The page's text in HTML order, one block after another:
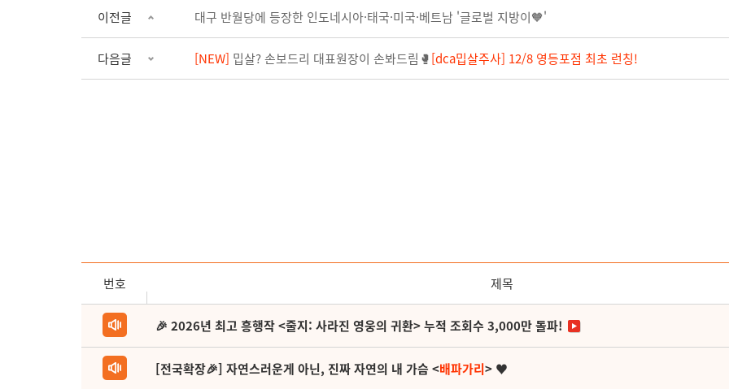
이전글 대구 반월당에 등장한 인도네시아·태국·미국·베트남 '글로벌 지방이🧡'
다음글 [NEW] 밉살? 손보드리 대표원장이 손봐드림🥊[dca밉살주사] 12/8 영등포점 최초 런칭!
번호 제목
🎉 2026년 최고 흥행작 <줄지: 사라진 영웅의 귀환> 누적 조회수 3,000만 돌파!
[전국확장🎉] 자연스러운게 아닌, 진짜 자연의 내 가슴 <배파가리> ♥